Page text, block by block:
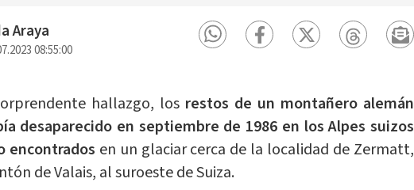
Araya
08:55:00
hallazgo, los restos de un montañero alemán
desaparecido en septiembre de 1986 en los Alpes suizos
encontrados en un glaciar cerca de la localidad de Zermatt,
de Valais, al suroeste de Suiza.